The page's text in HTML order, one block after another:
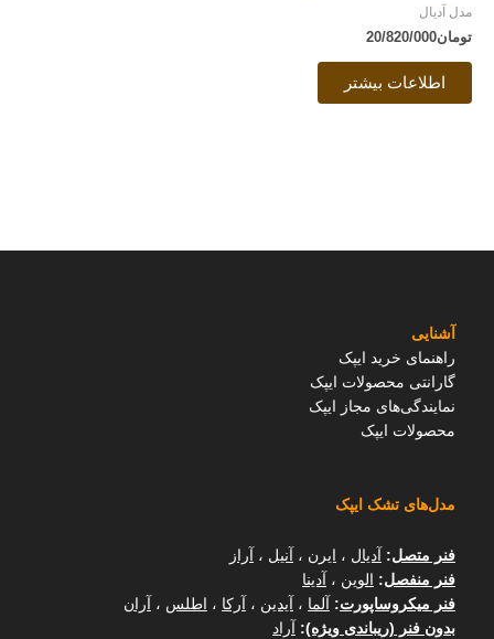
مدل آدیال
تومان20/820/000
اطلاعات بیشتر
آشنایی
راهنمای خرید ایپک
گارانتی محصولات ایپک
نمایندگی‌های مجاز ایپک
محصولات ایپک
مدل‌های تشک ایپک
فنر متصل: آدیال ، ایرن ، آنیل ،
آراز
فنر منفصل: الوین ، آدینا
فنر میکروساپورت: آلما ، آیدین ، آرکا ، اطلس ،
آران
بدون فنر (ریباندی ویژه):
آراد